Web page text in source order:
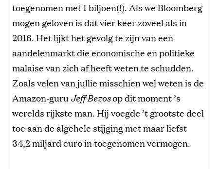
toegenomen met 1 biljoen(!). Als we Bloomberg
mogen geloven is dat vier keer zoveel als in
2016. Het lijkt het gevolg te zijn van een
aandelenmarkt die economische en politieke
malaise van zich af heeft weten te schudden.
Zoals velen van jullie misschien wel weten is de
Amazon-guru Jeff Bezosop dit moment ’s
werelds rijkste man. Hij voegde ’t grootste deel
toe aan de algehele stijging met maar liefst
34,2 miljard euro in toegenomen vermogen.